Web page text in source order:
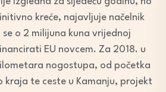
kreće, najavljuje načelnik
o 2 milijuna kuna vrijednoj
EU novcem. Za 2018. u
nogostupa, od početka
kraja te ceste u Kamanju, projekt